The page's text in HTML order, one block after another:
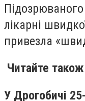
лікарні
привезла
Читайте
У Дрогобичі